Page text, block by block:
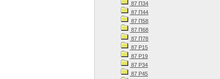
87 П34
87 П44
87 П58
87 П68
87 П78
87 Р15
87 Р19
87 Р34
87 Р45